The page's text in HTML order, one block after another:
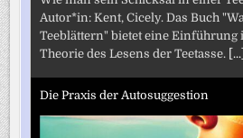
Autor*in: Kent, Cicely. Das Buch
Teeblättern" bietet eine Einführung
Theorie des Lesens der Teetasse. [...]
Die Praxis der Autosuggestion